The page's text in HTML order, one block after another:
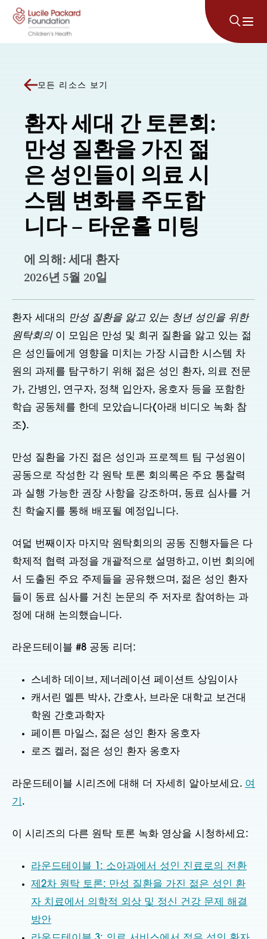
콘텐츠로 건너뛰기
모든 리소스 보기
환자 세대 간 토론회:
만성 질환을 가진 젊
은 성인들이 의료 시
스템 변화를 주도합
니다 – 타운홀 미팅
에 의해: 세대 환자
2026년 5월 20일
환자 세대의
만성 질환을 앓고 있는 청년 성인을 위한
원탁회의 이 모임은 만성 및 희귀 질환을 앓고 있는 젊
은 성인들에게 영향을 미치는 가장 시급한 시스템 차
원의 과제를 탐구하기 위해 젊은 성인 환자, 의료 전문
가, 간병인, 연구자, 정책 입안자, 옹호자 등을 포함한
학습 공동체를 한데 모았습니다(아래 비디오 녹화 참
조).
만성 질환을 가진 젊은 성인과 프로젝트 팀 구성원이
공동으로 작성한 각 원탁 토론 회의록은 주요 통찰력
과 실행 가능한 권장 사항을 강조하며, 동료 심사를 거
친 학술지를 통해 배포될 예정입니다.
여덟 번째이자 마지막 원탁회의의 공동 진행자들은 다
학제적 협력 과정을 개괄적으로 설명하고, 이번 회의에
서 도출된 주요 주제들을 공유했으며, 젊은 성인 환자
들이 동료 심사를 거친 논문의 주 저자로 참여하는 과
정에 대해 논의했습니다.
라운드테이블 #8 공동 리더:
스네하 데이브, 제너레이션 페이션트 상임이사
캐서린 멜튼 박사, 간호사, 브라운 대학교 보건대
학원 간호과학자
페이튼 마일스, 젊은 성인 환자 옹호자
로즈 켈러, 젊은 성인 환자 옹호자
라운드테이블 시리즈에 대해 더 자세히 알아보세요. 여
기 .
이 시리즈의 다른 원탁 토론 녹화 영상을 시청하세요:
라운드테이블 1: 소아과에서 성인 진료로의 전환
제2차 원탁 토론: 만성 질환을 가진 젊은 성인 환
자 치료에서 의학적 외상 및 정신 건강 문제 해결
방안